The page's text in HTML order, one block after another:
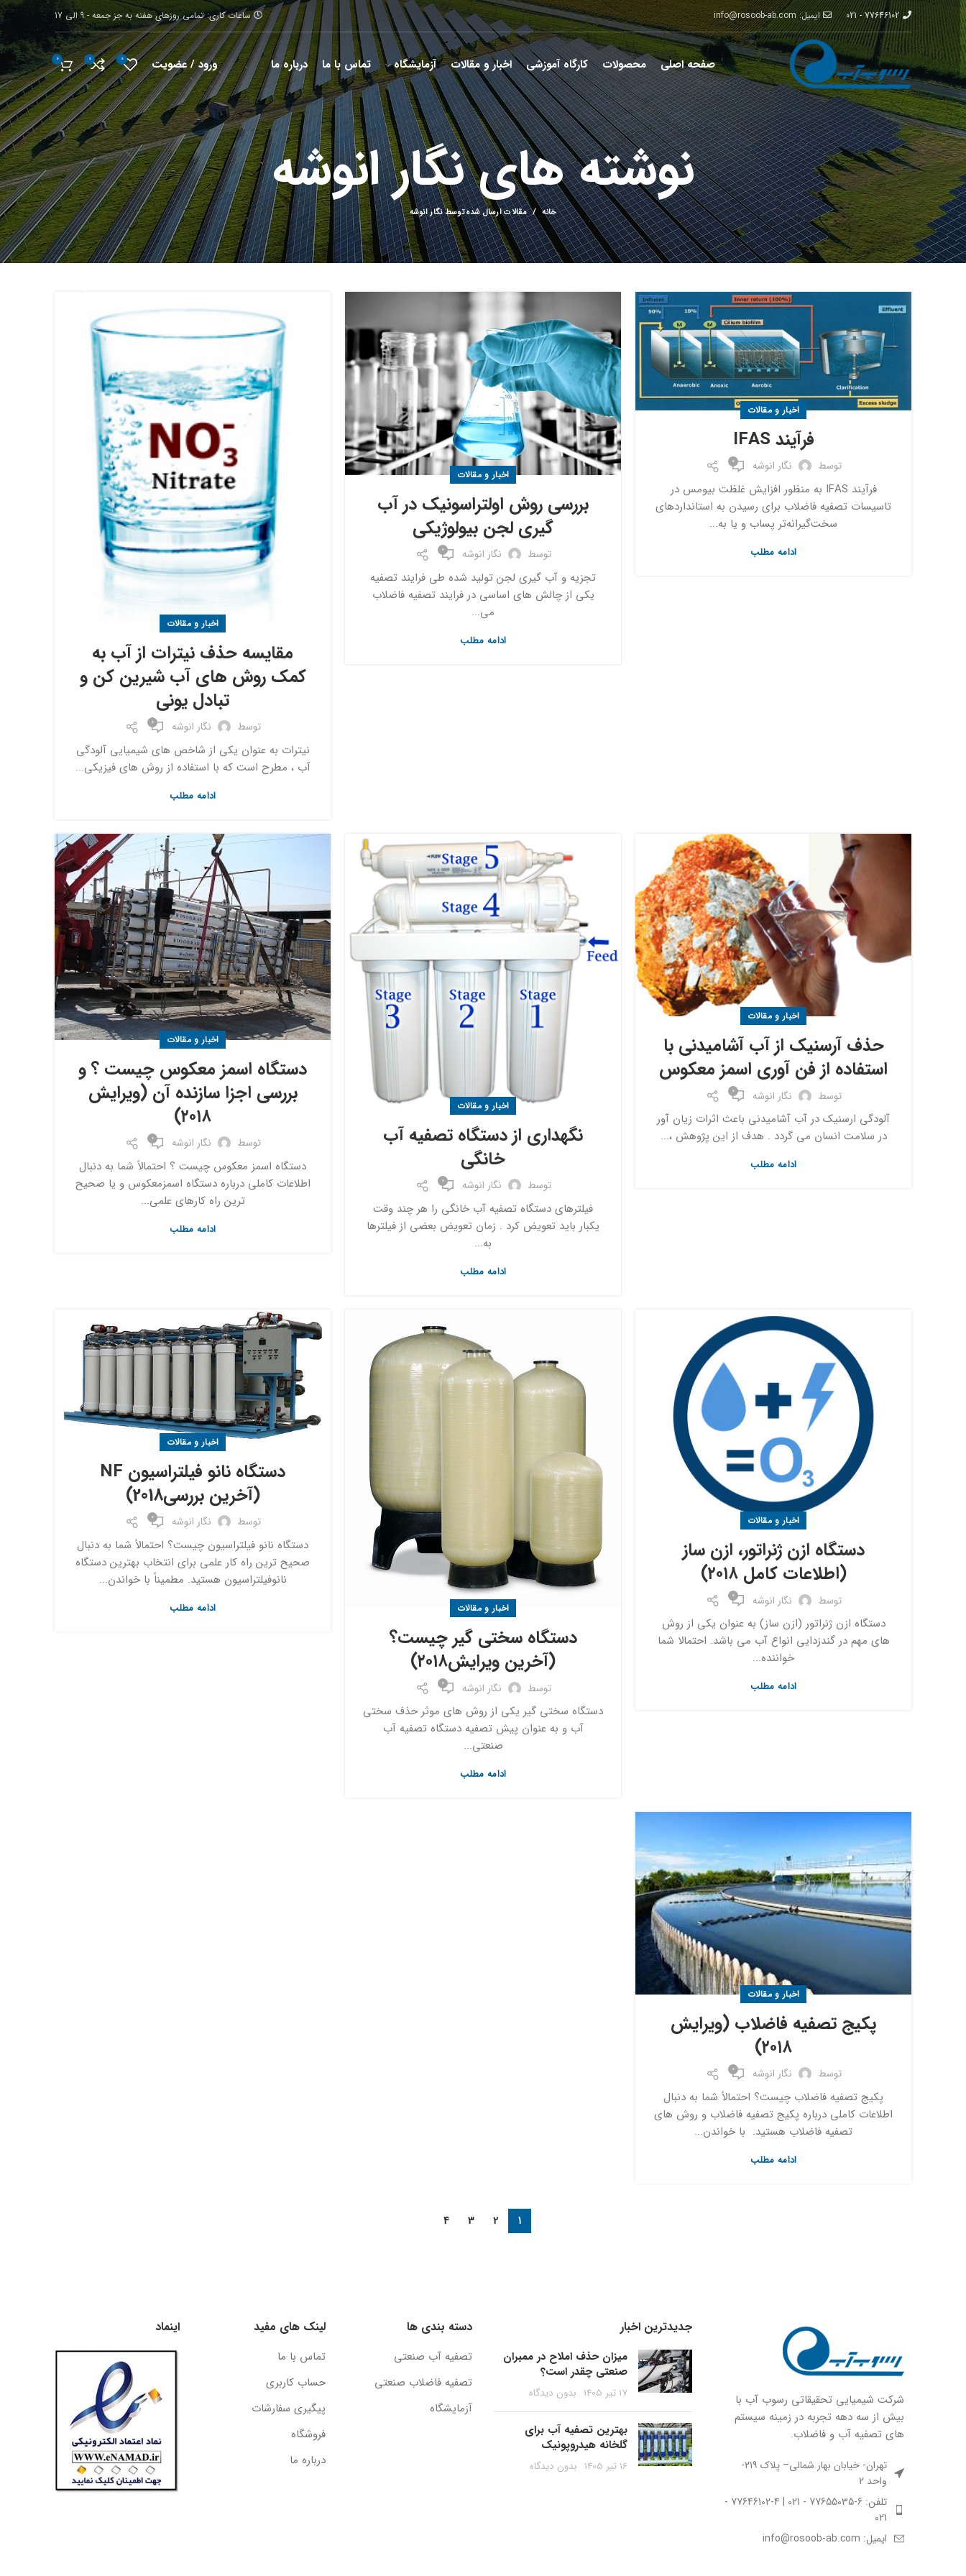
77646102 - 021 ایمیل: info@rosoob-ab.com ساعات کاری: تمامی روزهای هفته به جز جمعه - 9 الی 17
صفحه اصلی محصولات کارگاه آموزشی اخبار و مقالات آزمایشگاه تماس با ما درباره ما ورود / عضویت 0
0
0
نوشته هاینگار انوشه
خانه مقالات ارسال شده توسط نگار انوشه
اخبار و مقالات
فرآیند IFAS
توسط نگار انوشه 0
فرآیند IFAS به منظور افزایش غلظت بیومس در
تاسیسات تصفیه فاضلاب برای رسیدن به استانداردهای
سخت‌گیرانه‌تر پساب و یا به...
ادامه مطلب
اخبار و مقالات
بررسی روش اولتراسونیک در آب
گیری لجن بیولوژیکی
توسط نگار انوشه 0
تجزیه و آب گیری لجن تولید شده طی فرایند تصفیه
یکی از چالش های اساسی در فرایند تصفیه فاضلاب
می...
ادامه مطلب
اخبار و مقالات
مقایسه حذف نیترات از آب به
کمک روش های آب شیرین کن و
تبادل یونی
توسط نگار انوشه 0
نیترات به عنوان یکی از شاخص های شیمیایی آلودگی
آب ، مطرح است که با استفاده از روش های فیزیکی...
ادامه مطلب
اخبار و مقالات
حذف آرسنیک از آب آشامیدنی با
استفاده از فن آوری اسمز معکوس
توسط نگار انوشه 0
آلودگی ارسنیک در آب آشامیدنی باعث اثرات زیان آور
در سلامت انسان می گردد . هدف از این پژوهش ،...
ادامه مطلب
اخبار و مقالات
نگهداری از دستگاه تصفیه آب
خانگی
توسط نگار انوشه 0
فیلترهای دستگاه تصفیه آب خانگی را هر چند وقت
یکبار باید تعویض کرد . زمان تعویض بعضی از فیلترها
به...
ادامه مطلب
اخبار و مقالات
دستگاه اسمز معکوس چیست ؟ و
بررسی اجزا سازنده آن (ویرایش
۲۰۱۸)
توسط نگار انوشه 0
دستگاه اسمز معکوس چیست ؟ احتمالاً شما به دنبال
اطلاعات کاملی درباره دستگاه اسمزمعکوس و یا صحیح
ترین راه کارهای علمی...
ادامه مطلب
اخبار و مقالات
دستگاه ازن ژنراتور، ازن ساز
(اطلاعات کامل ۲۰۱۸)
توسط نگار انوشه 0
دستگاه ازن ژنراتور (ازن ساز) به عنوان یکی از روش
های مهم در گندزدایی انواع آب می باشد. احتمالا شما
خواننده...
ادامه مطلب
اخبار و مقالات
دستگاه سختی گیر چیست؟
(آخرین ویرایش۲۰۱۸)
توسط نگار انوشه 0
دستگاه سختی گیر یکی از روش های موثر حذف سختی
آب و به عنوان پیش تصفیه دستگاه تصفیه آب
صنعتی...
ادامه مطلب
اخبار و مقالات
دستگاه نانو فیلتراسیون NF
(آخرین بررسی2018)
توسط نگار انوشه 0
دستگاه نانو فیلتراسیون چیست؟ احتمالاً شما به دنبال
صحیح ترین راه کار علمی برای انتخاب بهترین دستگاه
نانوفیلتراسیون هستید. مطميناً با خواندن...
ادامه مطلب
اخبار و مقالات
پکیج تصفیه فاضلاب (ویرایش
۲۰۱۸)
توسط نگار انوشه 0
پکیج تصفیه فاضلاب چیست؟ احتمالاً شما به دنبال
اطلاعات کاملی درباره پکیج تصفیه فاضلاب و روش های
تصفیه فاضلاب هستید. با خواندن...
ادامه مطلب
1
2
3
4
شركت شيميايى تحقیقاتی رسوب آب با
بيش از سه دهه تجربه در زمينه سيستم
هاى تصفيه آب و فاضلاب.
تهران- خیابان بهار شمالی– پلاک ۲۱۹-
واحد ۲
تلفن: 6-77655035 - 021 | 4-77646102 -
021
ایمیل: info@rosoob-ab.com
جدیدترین اخبار
میزان حذف املاح در ممبران
صنعتی چقدر است؟
17 تیر 1405 بدون دیدگاه
بهترین تصفیه آب برای
گلخانه هیدروپونیک
16 تیر 1405 بدون دیدگاه
دسته بندی ها
تصفیه آب صنعتی
تصفیه فاضلاب صنعتی
آزمایشگاه
لینک های مفید
تماس با ما
حساب کاربری
پیگیری سفارشات
فروشگاه
درباره ما
اینماد